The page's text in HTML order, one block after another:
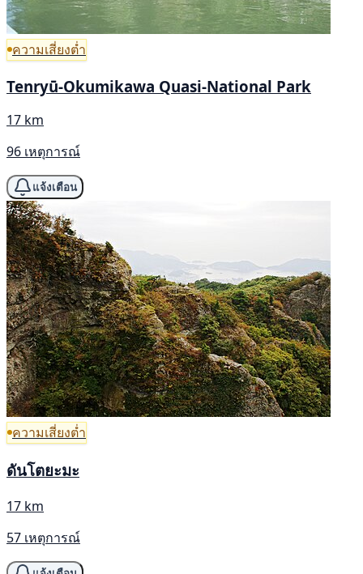
ความเสี่ยงต่ำ
Tenryū-Okumikawa Quasi-National Park
17 km
96 เหตุการณ์
แจ้งเตือน
ความเสี่ยงต่ำ
ดันโตยะมะ
17 km
57 เหตุการณ์